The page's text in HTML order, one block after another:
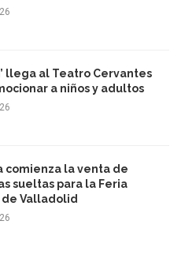
llega al Teatro Cervantes
a niños y adultos
comienza la venta de
sueltas para la Feria
Valladolid